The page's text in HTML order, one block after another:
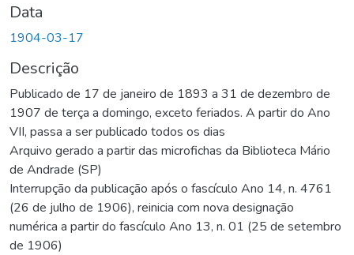
Data
1904-03-17
Descrição
Publicado de 17 de janeiro de 1893 a 31 de dezembro de
1907 de terça a domingo, exceto feriados. A partir do Ano
VII, passa a ser publicado todos os dias
Arquivo gerado a partir das microfichas da Biblioteca Mário
de Andrade (SP)
Interrupção da publicação após o fascículo Ano 14, n. 4761
(26 de julho de 1906), reinicia com nova designação
numérica a partir do fascículo Ano 13, n. 01 (25 de setembro
de 1906)